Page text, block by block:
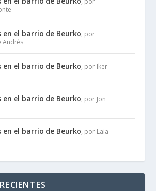
en el barrio de Beurko, por
Andrés
en el barrio de Beurko, por Iker
en el barrio de Beurko, por Jon
en el barrio de Beurko, por Laia